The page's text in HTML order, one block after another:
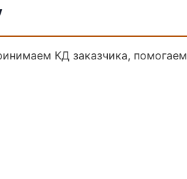
КД заказчика, помогаем